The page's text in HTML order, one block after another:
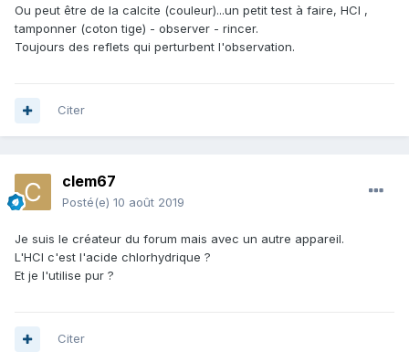
Ou peut être de la calcite (couleur)...un petit test à faire, HCl ,
tamponner (coton tige) - observer - rincer.
Toujours des reflets qui perturbent l'observation.
Citer
clem67
Posté(e) 10 août 2019
Je suis le créateur du forum mais avec un autre appareil.
L'HCI c'est l'acide chlorhydrique ?
Et je l'utilise pur ?
Citer